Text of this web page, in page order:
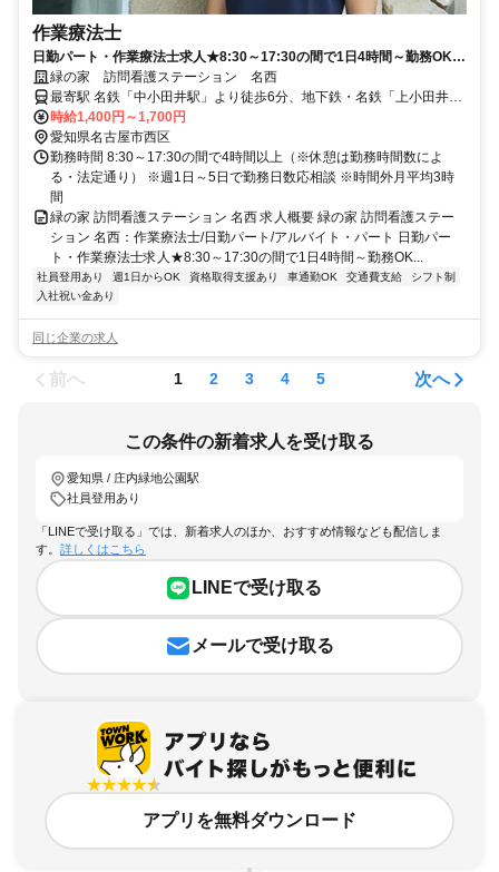
作業療法士
日勤パート・作業療法士求人★8:30～17:30の間で1日4時間～勤務OK！
マイカー通勤可能◇残業少なめ☆【名古屋市西区、中小田井駅、訪問看
護、作業療法士、日勤パート】
緑の家 訪問看護ステーション 名西
最寄駅 名鉄「中小田井駅」より徒歩6分、地下鉄・名鉄「上小田井
駅」より徒歩8分
時給1,400円～1,700円
愛知県名古屋市西区
勤務時間 8:30～17:30の間で4時間以上（※休憩は勤務時間数によ
る・法定通り） ※週1日～5日で勤務日数応相談 ※時間外月平均3時
間
緑の家 訪問看護ステーション 名西 求人概要 緑の家 訪問看護ステー
ション 名西：作業療法士/日勤パート/アルバイト・パート 日勤パー
ト・作業療法士求人★8:30～17:30の間で1日4時間～勤務OK...
社員登用あり 週1日からOK 資格取得支援あり 車通勤OK 交通費支給
シフト制
入社祝い金あり
同じ企業の求人
前へ 1 2 3 4 5 次へ
この条件の新着求人を受け取る
愛知県 / 庄内緑地公園駅
社員登用あり
「LINEで受け取る」では、新着求人のほか、おすすめ情報なども配信しま
す。 詳しくはこちら
LINEで受け取る
メールで受け取る
アプリを無料ダウンロード